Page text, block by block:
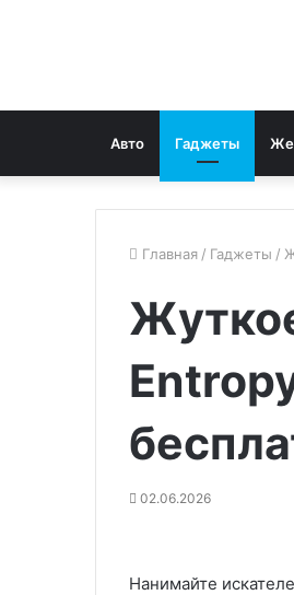
Авто Гаджеты
Главная / Гаджеты /
02.06.2026
Нанимайте